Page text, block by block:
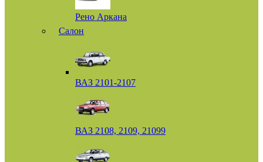
Рено Аркана
Салон
ВАЗ 2101-2107
ВАЗ 2108, 2109, 21099